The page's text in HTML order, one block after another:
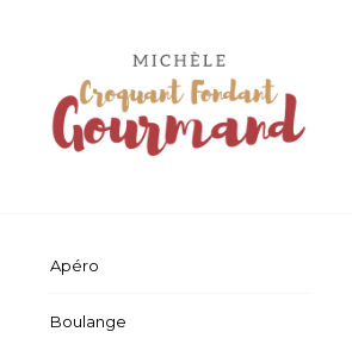
Apéro
Boulange